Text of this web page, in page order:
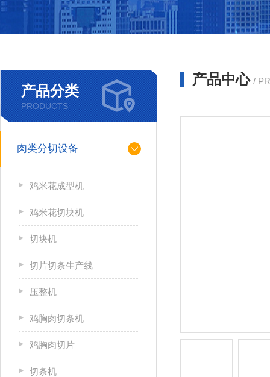
产品分类
PRODUCTS
肉类分切设备
鸡米花成型机
鸡米花切块机
切块机
切片切条生产线
压整机
鸡胸肉切条机
鸡胸肉切片
切条机
产品中心 /